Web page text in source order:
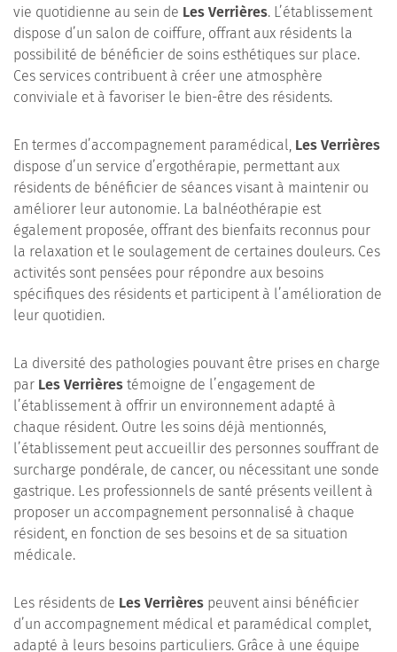
vie quotidienne au sein de Les Verrières. L’établissement
dispose d’un salon de coiffure, offrant aux résidents la
possibilité de bénéficier de soins esthétiques sur place.
Ces services contribuent à créer une atmosphère
conviviale et à favoriser le bien-être des résidents.
En termes d’accompagnement paramédical, Les Verrières
dispose d’un service d’ergothérapie, permettant aux
résidents de bénéficier de séances visant à maintenir ou
améliorer leur autonomie. La balnéothérapie est
également proposée, offrant des bienfaits reconnus pour
la relaxation et le soulagement de certaines douleurs. Ces
activités sont pensées pour répondre aux besoins
spécifiques des résidents et participent à l’amélioration de
leur quotidien.
La diversité des pathologies pouvant être prises en charge
par Les Verrières témoigne de l’engagement de
l’établissement à offrir un environnement adapté à
chaque résident. Outre les soins déjà mentionnés,
l’établissement peut accueillir des personnes souffrant de
surcharge pondérale, de cancer, ou nécessitant une sonde
gastrique. Les professionnels de santé présents veillent à
proposer un accompagnement personnalisé à chaque
résident, en fonction de ses besoins et de sa situation
médicale.
Les résidents de Les Verrières peuvent ainsi bénéficier
d’un accompagnement médical et paramédical complet,
adapté à leurs besoins particuliers. Grâce à une équipe